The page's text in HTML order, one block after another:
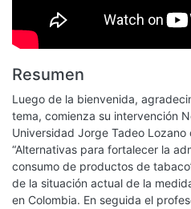
Resumen
Luego de la bienvenida,
tema, comienza su intervención
Universidad Jorge Tadeo
“Alternativas para fortalecer la
consumo de productos de
de la situación actual de la
en Colombia. En seguida el